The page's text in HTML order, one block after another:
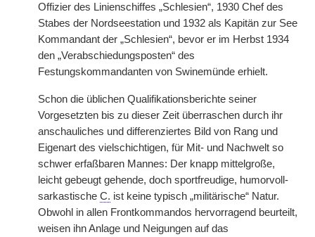
Offizier des Linienschiffes „Schlesien“, 1930 Chef des
Stabes der Nordseestation und 1932 als Kapitän zur See
Kommandant der „Schlesien“, bevor er im Herbst 1934
den „Verabschiedungsposten“ des
Festungskommandanten von Swinemünde erhielt.
Schon die üblichen Qualifikationsberichte seiner
Vorgesetzten bis zu dieser Zeit überraschen durch ihr
anschauliches und differenziertes Bild von Rang und
Eigenart des vielschichtigen, für Mit- und Nachwelt so
schwer erfaßbaren Mannes: Der knapp mittelgroße,
leicht gebeugt gehende, doch sportfreudige, humorvoll-
sarkastische C. ist keine typisch „militärische“ Natur.
Obwohl in allen Frontkommandos hervorragend beurteilt,
weisen ihn Anlage und Neigungen auf das